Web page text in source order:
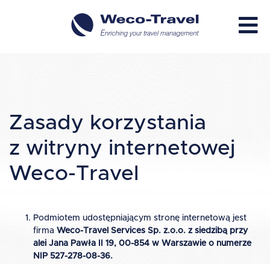
Zasady korzystania
z witryny internetowej
Weco-Travel
Podmiotem udostępniającym stronę internetową jest
firma Weco-Travel Services Sp. z.o.o. z siedzibą przy
alei Jana Pawła II 19, 00-854 w Warszawie o numerze
NIP 527-278-08-36.